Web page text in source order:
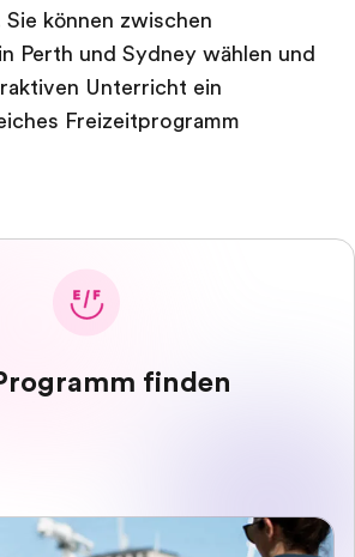
Sie können zwischen
Perth und Sydney wählen und
Unterricht ein
Freizeitprogramm
finden